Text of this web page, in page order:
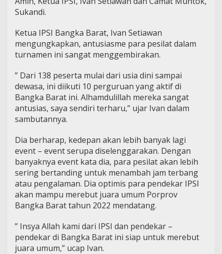
Sukandi.
Ketua IPSI Bangka Barat, Ivan Setiawan
mengungkapkan, antusiasme para pesilat dalam
turnamen ini sangat menggembirakan.
” Dari 138 peserta mulai dari usia dini sampai
dewasa, ini diikuti 10 perguruan yang aktif di
Bangka Barat ini. Alhamdulillah mereka sangat
antusias, saya sendiri terharu,” ujar Ivan dalam
sambutannya.
Dia berharap, kedepan akan lebih banyak lagi
event – event serupa diselenggarakan. Dengan
banyaknya event kata dia, para pesilat akan lebih
sering bertanding untuk menambah jam terbang
atau pengalaman. Dia optimis para pendekar IPSI
akan mampu merebut juara umum Porprov
Bangka Barat tahun 2022 mendatang.
” Insya Allah kami dari IPSI dan pendekar –
pendekar di Bangka Barat ini siap untuk merebut
juara umum,” ucap Ivan.